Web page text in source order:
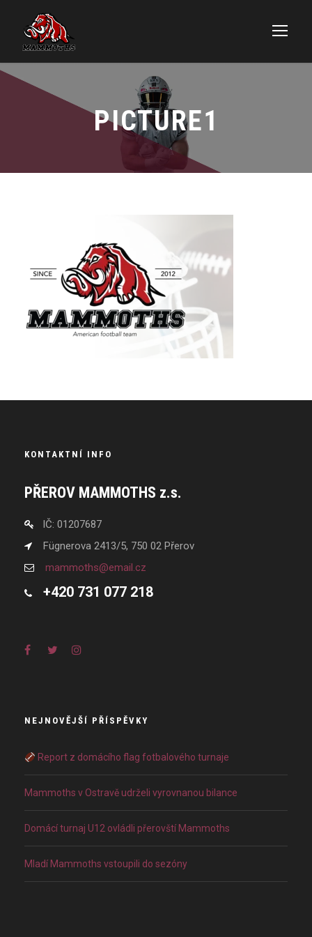
PICTURE1
KONTAKTNÍ INFO
PŘEROV MAMMOTHS z.s.
IČ: 01207687
Fügnerova 2413/5, 750 02 Přerov
mammoths@email.cz
+420 731 077 218
NEJNOVĚJŠÍ PŘÍSPĚVKY
Report z domácího flag fotbalového turnaje
Mammoths v Ostravě udrželi vyrovnanou bilance
Domácí turnaj U12 ovládli přerovští Mammoths
Mladí Mammoths vstoupili do sezóny